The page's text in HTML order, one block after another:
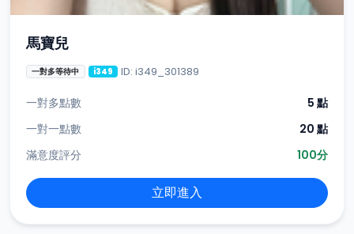
馬寶兒
一對多等待中 i349 ID: i349_301389
一對多點數
5 點
一對一點數
20 點
滿意度評分
100分
立即進入